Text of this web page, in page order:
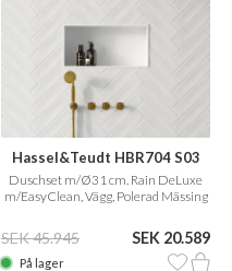
Hassel&Teudt HBR704 S03
Duschset m/Ø31 cm. Rain DeLuxe
m/EasyClean, Vägg, Polerad Mässing
SEK 45.945 SEK 20.589
På lager